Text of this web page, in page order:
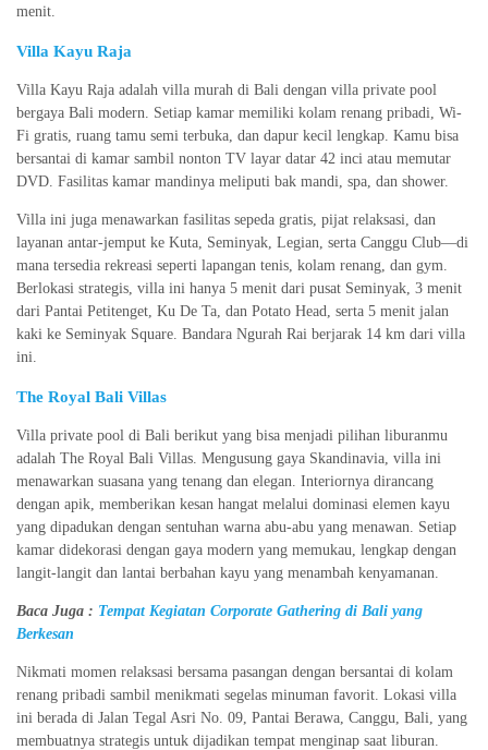
menit.
Villa Kayu Raja
Villa Kayu Raja adalah villa murah di Bali dengan villa private pool
bergaya Bali modern. Setiap kamar memiliki kolam renang pribadi, Wi-
Fi gratis, ruang tamu semi terbuka, dan dapur kecil lengkap. Kamu bisa
bersantai di kamar sambil nonton TV layar datar 42 inci atau memutar
DVD. Fasilitas kamar mandinya meliputi bak mandi, spa, dan shower.
Villa ini juga menawarkan fasilitas sepeda gratis, pijat relaksasi, dan
layanan antar-jemput ke Kuta, Seminyak, Legian, serta Canggu Club—di
mana tersedia rekreasi seperti lapangan tenis, kolam renang, dan gym.
Berlokasi strategis, villa ini hanya 5 menit dari pusat Seminyak, 3 menit
dari Pantai Petitenget, Ku De Ta, dan Potato Head, serta 5 menit jalan
kaki ke Seminyak Square. Bandara Ngurah Rai berjarak 14 km dari villa
ini.
The Royal Bali Villas
Villa private pool di Bali berikut yang bisa menjadi pilihan liburanmu
adalah The Royal Bali Villas. Mengusung gaya Skandinavia, villa ini
menawarkan suasana yang tenang dan elegan. Interiornya dirancang
dengan apik, memberikan kesan hangat melalui dominasi elemen kayu
yang dipadukan dengan sentuhan warna abu-abu yang menawan. Setiap
kamar didekorasi dengan gaya modern yang memukau, lengkap dengan
langit-langit dan lantai berbahan kayu yang menambah kenyamanan.
Baca Juga : Tempat Kegiatan Corporate Gathering di Bali yang
Berkesan
Nikmati momen relaksasi bersama pasangan dengan bersantai di kolam
renang pribadi sambil menikmati segelas minuman favorit. Lokasi villa
ini berada di Jalan Tegal Asri No. 09, Pantai Berawa, Canggu, Bali, yang
membuatnya strategis untuk dijadikan tempat menginap saat liburan.